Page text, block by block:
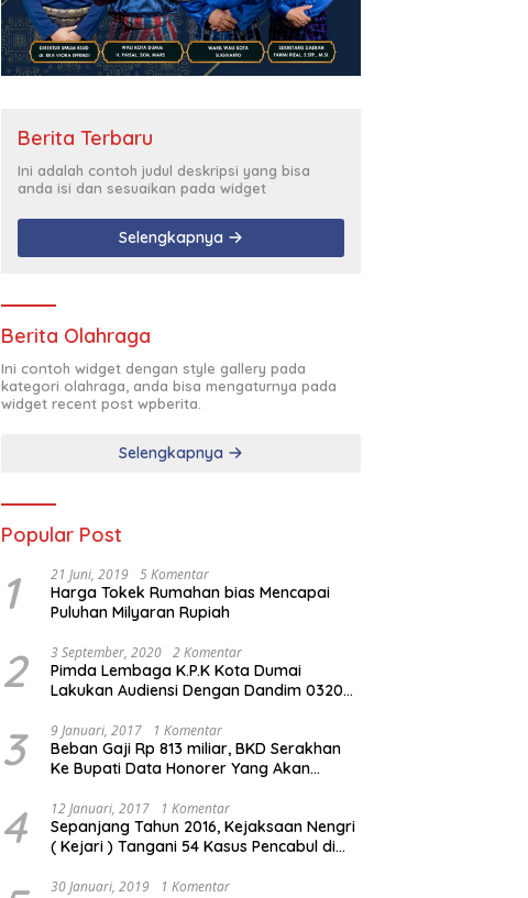
Berita Terbaru
Ini adalah contoh judul deskripsi yang bisa
anda isi dan sesuaikan pada widget
Selengkapnya
Berita Olahraga
Ini contoh widget dengan style gallery pada
kategori olahraga, anda bisa mengaturnya pada
widget recent post wpberita.
Selengkapnya
Popular Post
1 21 Juni, 2019 5 Komentar
Harga Tokek Rumahan bias Mencapai
Puluhan Milyaran Rupiah
2 3 September, 2020 2 Komentar
Pimda Lembaga K.P.K Kota Dumai
Lakukan Audiensi Dengan Dandim 0320
3 9 Januari, 2017 1 Komentar
Beban Gaji Rp 813 miliar, BKD Serakhan
Ke Bupati Data Honorer Yang Akan
4 12 Januari, 2017 1 Komentar
Sepanjang Tahun 2016, Kejaksaan Nengri
( Kejari ) Tangani 54 Kasus Pencabul di
30 Januari, 2019 1 Komentar